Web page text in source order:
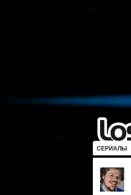
СЕРИАЛЫ